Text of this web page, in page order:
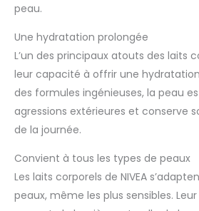
peau.
Une hydratation prolongée
L’un des principaux atouts des laits
leur capacité à offrir une
des formules ingénieuses, la peau
agressions extérieures et conserve
de la journée.
Convient à tous les types de peaux
Les laits corporels de NIVEA
peaux, même les plus sensibles.